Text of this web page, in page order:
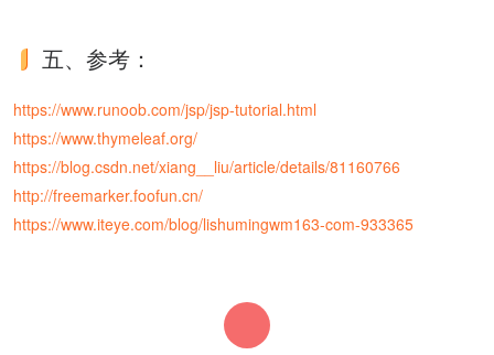
五、参考：
https://www.runoob.com/jsp/jsp-tutorial.html
https://www.thymeleaf.org/
https://blog.csdn.net/xiang__liu/article/details/81160766
http://freemarker.foofun.cn/
https://www.iteye.com/blog/lishumingwm163-com-933365